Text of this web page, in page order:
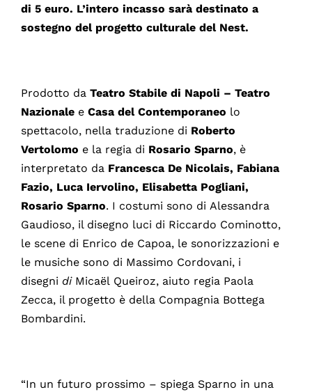
di 5 euro. L’intero incasso sarà destinato a
sostegno del progetto culturale del Nest.
Prodotto da Teatro Stabile di Napoli – Teatro
Nazionale eCasa del Contemporaneo lo
spettacolo, nella traduzione di Roberto
Vertolomo e la regia di Rosario Sparno, è
interpretato da Francesca De Nicolais, Fabiana
Fazio, Luca Iervolino, Elisabetta Pogliani,
Rosario Sparno. I costumi sono di Alessandra
Gaudioso, il disegno luci di Riccardo Cominotto,
le scene di Enrico de Capoa, le sonorizzazioni e
le musiche sono di Massimo Cordovani, i
disegni di Micaël Queiroz, aiuto regia Paola
Zecca, il progetto è della Compagnia Bottega
Bombardini.
“In un futuro prossimo – spiega Sparno in una